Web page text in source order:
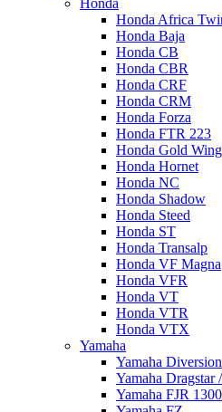
Honda
Honda Africa
Honda Baja
Honda CB
Honda CBR
Honda CRF
Honda CRM
Honda Forza
Honda FTR 223
Honda Gold Wing
Honda Hornet
Honda NC
Honda Shadow
Honda Steed
Honda ST
Honda Transalp
Honda VF Magna
Honda VFR
Honda VT
Honda VTR
Honda VTX
Yamaha
Yamaha Diversion
Yamaha
Yamaha FJR 1300